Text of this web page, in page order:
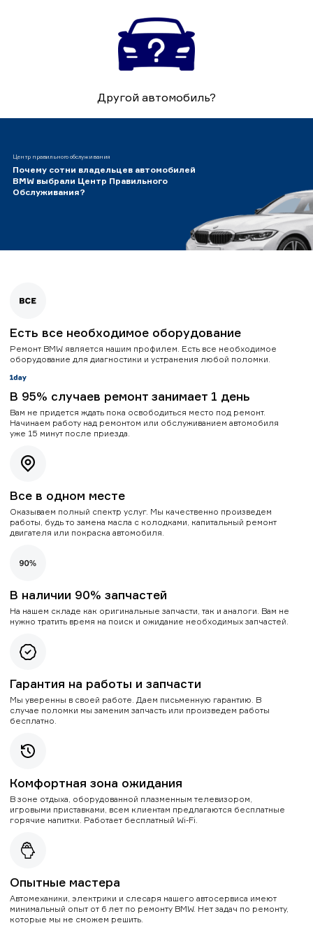
Другой автомобиль?
Центр правильного обслуживания
Почему сотни владельцев автомобилей
BMW выбрали Центр Правильного
Обслуживания?
Есть все необходимое оборудование
Ремонт BMW является нашим профилем. Есть все необходимое
оборудование для диагностики и устранения любой поломки.
В 95% случаев ремонт занимает 1 день
Вам не придется ждать пока освободиться место под ремонт.
Начинаем работу над ремонтом или обслуживанием автомобиля
уже 15 минут после приезда.
Все в одном месте
Оказываем полный спектр услуг. Мы качественно произведем
работы, будь то замена масла с колодками, капитальный ремонт
двигателя или покраска автомобиля.
В наличии 90% запчастей
На нашем складе как оригинальные запчасти, так и аналоги. Вам не
нужно тратить время на поиск и ожидание необходимых запчастей.
Гарантия на работы и запчасти
Мы уверенны в своей работе. Даем письменную гарантию. В
случае поломки мы заменим запчасть или произведем работы
бесплатно.
Комфортная зона ожидания
В зоне отдыха, оборудованной плазменным телевизором,
игровыми приставками, всем клиентам предлагаются бесплатные
горячие напитки. Работает бесплатный Wi-Fi.
Опытные мастера
Автомеханики, электрики и слесаря нашего автосервиса имеют
минимальный опыт от 6 лет по ремонту BMW. Нет задач по ремонту,
которые мы не сможем решить.